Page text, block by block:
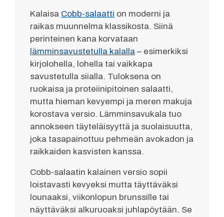
Kalaisa Cobb-salaatti on moderni ja
raikas muunnelma klassikosta. Siinä
perinteinen kana korvataan
lämminsavustetulla kalalla – esimerkiksi
kirjolohella, lohella tai vaikkapa
savustetulla siialla. Tuloksena on
ruokaisa ja proteiinipitoinen salaatti,
mutta hieman kevyempi ja meren makuja
korostava versio. Lämminsavukala tuo
annokseen täyteläisyyttä ja suolaisuutta,
joka tasapainottuu pehmeän avokadon ja
raikkaiden kasvisten kanssa.
Cobb-salaatin kalainen versio sopii
loistavasti kevyeksi mutta täyttäväksi
lounaaksi, viikonlopun brunssille tai
näyttäväksi alkuruoaksi juhlapöytään. Se